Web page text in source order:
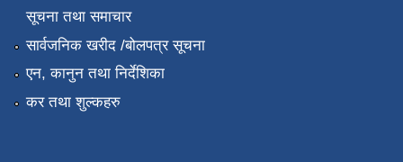
सूचना तथा समाचार
सार्वजनिक खरीद /बोलपत्र सूचना
एन, कानुन तथा निर्देशिका
कर तथा शुल्कहरु